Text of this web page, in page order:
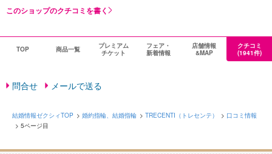
このショップのクチコミを書く
TOP 商品一覧
プレミアム
チケット
フェア・
新着情報
店舗情報
&MAP
クチコミ
(1941件)
問合せ メールで送る
結婚情報ゼクシィTOP 婚約指輪、結婚指輪 TRECENTI（トレセンテ）
口コミ情報
5ページ目